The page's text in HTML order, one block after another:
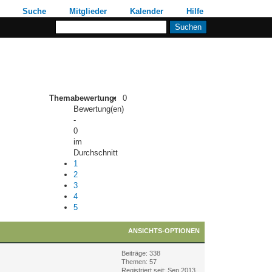
Suche Mitglieder Kalender
Hilfe
Themabewertung:
0
Bewertung(en)
-
0
im
Durchschnitt
1
2
3
4
5
ANSICHTS-OPTIONEN
Beiträge: 338
Themen: 57
Registriert seit: Sep 2013